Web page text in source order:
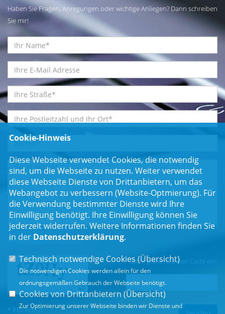
Haben Sie Fragen, Anregungen oder wichtige Anliegen? Dann schreiben
Sie mir!
Einwilligungserklärung*
Bitte geben Sie den Code ein:
* Pflichtfeld
Cookie-Hinweis
Diese Webseite verwendet Cookies, die notwendig
sind, um die Webseite zu nutzen. Weiter verwendet
diese Webseite Dienste von Drittanbietern, um das
Webangebot zu verbessern (Website-Optmierung). Für
die Verwendung bestimmter Dienste wird Ihre
Einwilligung benötigt. Ihre Einwilligung können Sie
jederzeit widerrufen. Weitere Informationen finden Sie
in der Datenschutzerklärung.
Technisch notwendige Cookies (Übersicht)
Die notwendigen Cookies werden allein für den
ordnungsgemäßen Gebrauch der Webseite benötigt.
Cookies von Drittanbietern (Übersicht)
Zur Optimierung unserer Webseite binden wir Dienste und